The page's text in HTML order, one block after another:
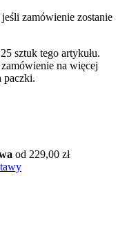
jeśli zamówienie zostanie
sztuk tego artykułu.
na więcej
paczki.
od 229,00 zł